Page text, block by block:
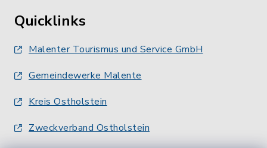
Quicklinks
Malenter Tourismus und Service GmbH
Gemeindewerke Malente
Kreis Ostholstein
Zweckverband Ostholstein